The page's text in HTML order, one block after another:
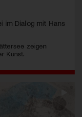
im Dialog mit Hans
zeigen
Kunst.